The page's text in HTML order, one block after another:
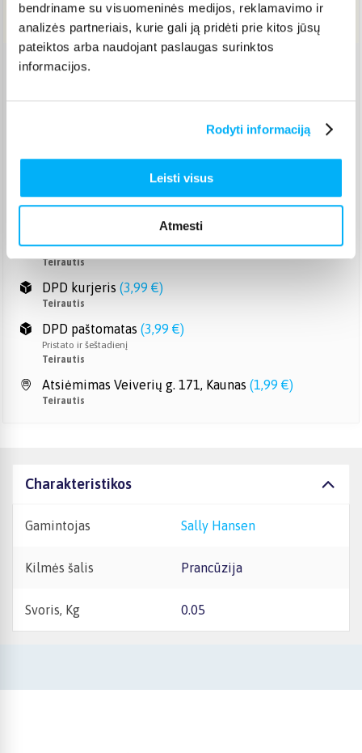
bendriname su visuomeninės medijos, reklamavimo ir
analizės partneriais, kurie gali ją pridėti prie kitos jūsų
pateiktos arba naudojant paslaugas surinktos
informacijos.
Rodyti informaciją
Leisti visus
Atmesti
IŠPARDUOTA
Venipak paštomatas
Omniva paštomatas (2,39 €)
Teirautis
Smartposti paštomatas (2,19 €
Pristato ir šeštadienį
Teirautis
DPD kurjeris (3,99 €)
Teirautis
DPD paštomatas (3,99 €)
Pristato ir šeštadienį
Teirautis
Atsiėmimas Veiverių g. 171, Kaunas (1,99 €)
Teirautis
Charakteristikos
Gamintojas Sally Hansen
Kilmės šalis Prancūzija
Svoris, Kg 0.05